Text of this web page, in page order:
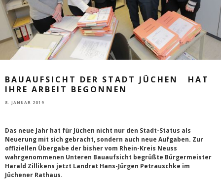
BAUAUFSICHT DER STADT JÜCHEN HAT
IHRE ARBEIT BEGONNEN
8. JANUAR 2019
Das neue Jahr hat für Jüchen nicht nur den Stadt-Status als
Neuerung mit sich gebracht, sondern auch neue Aufgaben. Zur
offiziellen Übergabe der bisher vom Rhein-Kreis Neuss
wahrgenommenen Unteren Bauaufsicht begrüßte Bürgermeister
Harald Zillikens jetzt Landrat Hans-Jürgen Petrauschke im
Jüchener Rathaus.